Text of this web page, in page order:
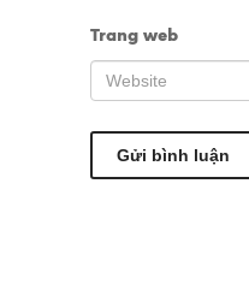
Trang web